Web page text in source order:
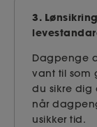
3.
Dagpenge
vant til som
du sikre dig
når
usikker tid.